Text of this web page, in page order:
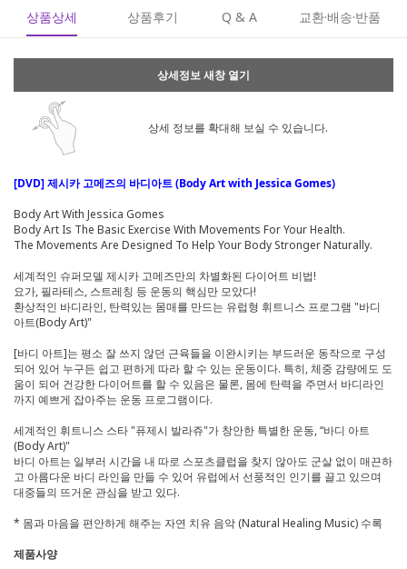
상품상세 상품후기 Q & A 교환·배송·반품
상세정보 새창 열기
상세 정보를 확대해 보실 수 있습니다.
[DVD] 제시카 고메즈의 바디아트 (Body Art with Jessica Gomes)
Body Art With Jessica Gomes
Body Art Is The Basic Exercise With Movements For Your Health.
The Movements Are Designed To Help Your Body Stronger Naturally.
세계적인 슈퍼모델 제시카 고메즈만의 차별화된 다이어트 비법!
요가, 필라테스, 스트레칭 등 운동의 핵심만 모았다!
환상적인 바디라인, 탄력있는 몸매를 만드는 유럽형 휘트니스 프로그램 "바디
아트(Body Art)"
[바디 아트]는 평소 잘 쓰지 않던 근육들을 이완시키는 부드러운 동작으로 구성
되어 있어 누구든 쉽고 편하게 따라 할 수 있는 운동이다. 특히, 체중 감량에도 도
움이 되어 건강한 다이어트를 할 수 있음은 물론, 몸에 탄력을 주면서 바디라인
까지 예쁘게 잡아주는 운동 프로그램이다.
세계적인 휘트니스 스타 "퓨제시 발라쥬"가 창안한 특별한 운동, “바디 아트
(Body Art)"
바디 아트는 일부러 시간을 내 따로 스포츠클럽을 찾지 않아도 군살 없이 매끈하
고 아름다운 바디 라인을 만들 수 있어 유럽에서 선풍적인 인기를 끌고 있으며
대중들의 뜨거운 관심을 받고 있다.
* 몸과 마음을 편안하게 해주는 자연 치유 음악 (Natural Healing Music) 수록
제품사양